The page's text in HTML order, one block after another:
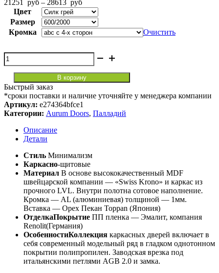
21251 руб – 28613 руб
цен:
21251
руб
–
руб
Цвет
Размер
Кромка
Очистить
Количество
товара
7
Палладий
В корзину
Быстрый заказ
*сроки поставки и наличие уточняйте у менеджера компании
Артикул: e274364bfce1
Категории: Aurum Doors, Палладий
Описание
Детали
Стиль Минимализм
Каркасно-щитовые
Материал В основе высококачественный MDF
швейцарской компании — «Swiss Krono» и каркас из
прочного LVL. Внутри полотна сотовое наполнение.
Кромка — AL (алюминиевая) толщиной — 1мм.
Вставка — Орех Пекан Toppan (Япония)
ОтделкаПокрытие ПП пленка — Эмалит, компания
Renolit(Германия)
ОсобенностиКоллекция каркасных дверей включает в
себя современный модельный ряд в гладком однотонном
покрытии полипропилен. Заводская врезка под
итальянскими петлями AGB 2.0 и замка.